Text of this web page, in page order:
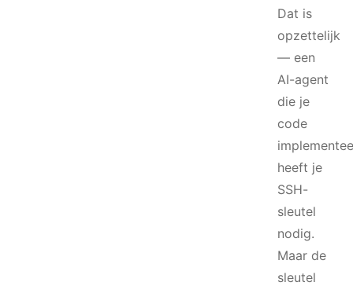
Dat is
opzettelijk
— een
AI-agent
die je
code
heeft je
SSH-
sleutel
nodig.
Maar de
sleutel